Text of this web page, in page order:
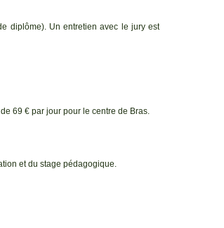
diplôme). Un entretien avec le jury est
69 € par jour pour le centre de Bras.
et du stage pédagogique.